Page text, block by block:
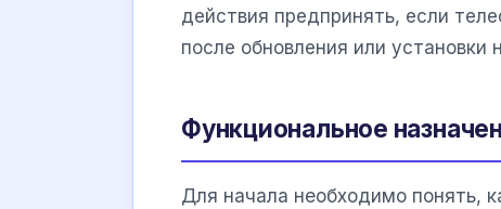
действия предпринять, если
после обновления или установки
Функциональное
Для начала необходимо понять,